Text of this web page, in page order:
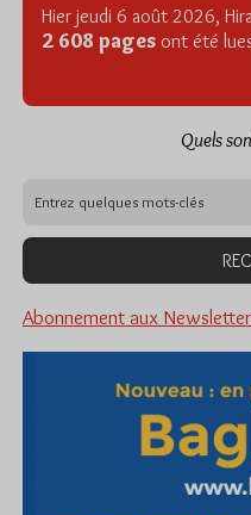
Hier jeudi 6 août 2026,
2 608 pages ont été
Quels
Abonnement aux